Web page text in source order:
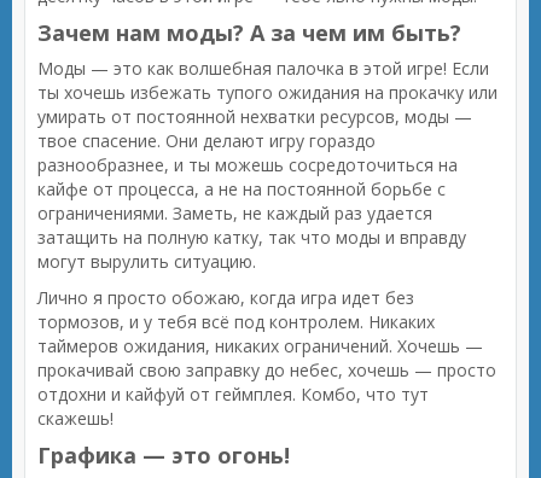
Зачем нам моды? А за чем им быть?
Моды — это как волшебная палочка в этой игре! Если
ты хочешь избежать тупого ожидания на прокачку или
умирать от постоянной нехватки ресурсов, моды —
твое спасение. Они делают игру гораздо
разнообразнее, и ты можешь сосредоточиться на
кайфе от процесса, а не на постоянной борьбе с
ограничениями. Заметь, не каждый раз удается
затащить на полную катку, так что моды и вправду
могут вырулить ситуацию.
Лично я просто обожаю, когда игра идет без
тормозов, и у тебя всё под контролем. Никаких
таймеров ожидания, никаких ограничений. Хочешь —
прокачивай свою заправку до небес, хочешь — просто
отдохни и кайфуй от геймплея. Комбо, что тут
скажешь!
Графика — это огонь!